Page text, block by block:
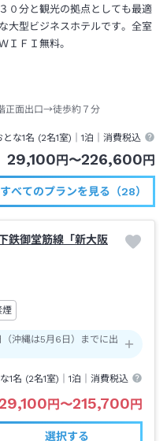
３０分と観光の拠点としても最適
な大型ビジネスホテルです。全室
ＩＦＩ無料。
正面出口→徒歩約７分
とな1名 (2名1室)｜1泊 ｜消費税込
29,100 円 〜226,600 円
すべてのプランを見る（28）
鉄御堂筋線「新大阪
煙
沖縄は5月6日）までに出
1名 (2名1室)｜1泊 ｜消費税込
円 〜215,700 円
選択する